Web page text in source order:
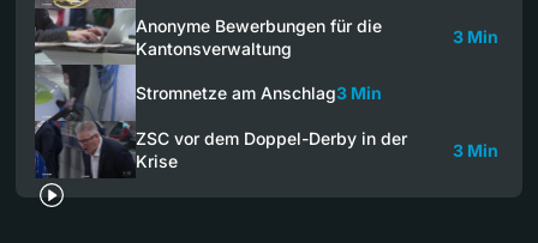
Anonyme Bewerbungen für die
Kantonsverwaltung
3 Min
Stromnetze am Anschlag3 Min
ZSC vor dem Doppel-Derby in der
Krise
3 Min